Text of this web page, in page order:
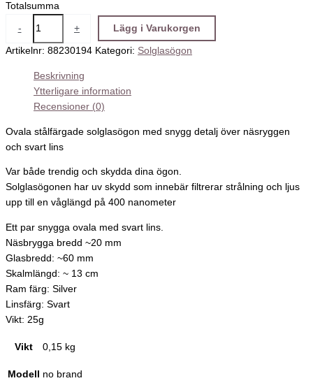
Totalsumma
- + Lägg i Varukorgen
Artikelnr: 88230194 Kategori: Solglasögon
Beskrivning
Ytterligare information
Recensioner (0)
Ovala stålfärgade solglasögon med snygg detalj över näsryggen
och svart lins
Var både trendig och skydda dina ögon.
Solglasögonen har uv skydd som innebär filtrerar strålning och ljus
upp till en våglängd på 400 nanometer
Ett par snygga ovala med svart lins.
Näsbrygga bredd ~20 mm
Glasbredd: ~60 mm
Skalmlängd: ~ 13 cm
Ram färg: Silver
Linsfärg: Svart
Vikt: 25g
Vikt 0,15 kg
Modell no brand